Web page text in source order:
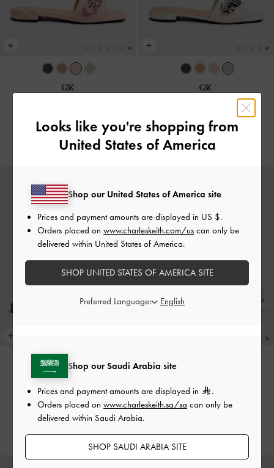
صندل تاياري الجلدي ذو الحزام
المطبوع
450.00
450.00
صنادل (جايس) بقاعدة متصلة
(بلاتفورم) من الجلد-ذهبي
صندل جلد بفيونكة-برغندي
500.00
Looks like you're shopping from
United States of America
Shop our Saudi Arabia site
Prices and payment amounts are displayed in
.
Orders placed on www.charleskeith.sa/sa can only be
delivered within Saudi Arabia.
SHOP SAUDI ARABIA SITE
Shop our United States of America site
Prices and payment amounts are displayed in US $.
Orders placed on www.charleskeith.com/us can only be
delivered within United States of America.
SHOP UNITED STATES OF AMERICA SITE
Preferred Language: